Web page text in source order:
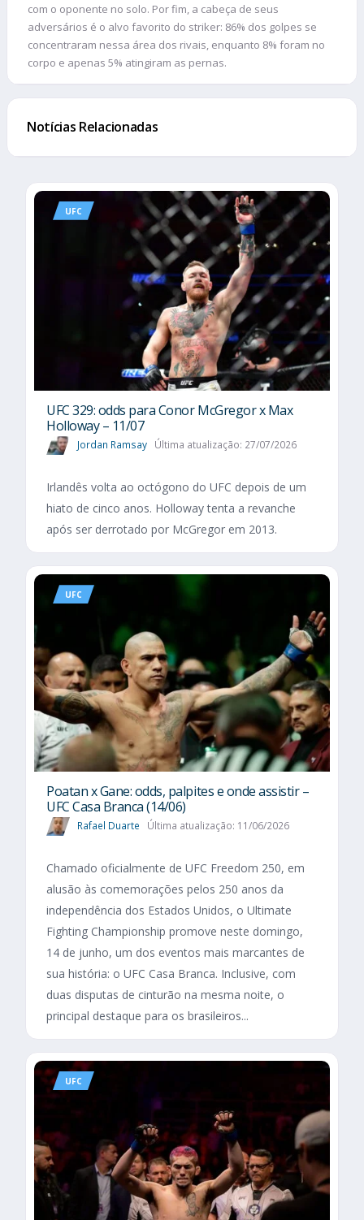
com o oponente no solo. Por fim, a cabeça de seus
adversários é o alvo favorito do striker: 86% dos golpes se
concentraram nessa área dos rivais, enquanto 8% foram no
corpo e apenas 5% atingiram as pernas.
Notícias Relacionadas
UFC
UFC 329: odds para Conor McGregor x Max
Holloway – 11/07
Jordan Ramsay Última atualização: 27/07/2026
Irlandês volta ao octógono do UFC depois de um
hiato de cinco anos. Holloway tenta a revanche
após ser derrotado por McGregor em 2013.
UFC
Poatan x Gane: odds, palpites e onde assistir –
UFC Casa Branca (14/06)
Rafael Duarte Última atualização: 11/06/2026
Chamado oficialmente de UFC Freedom 250, em
alusão às comemorações pelos 250 anos da
independência dos Estados Unidos, o Ultimate
Fighting Championship promove neste domingo,
14 de junho, um dos eventos mais marcantes de
sua história: o UFC Casa Branca. Inclusive, com
duas disputas de cinturão na mesma noite, o
principal destaque para os brasileiros...
UFC